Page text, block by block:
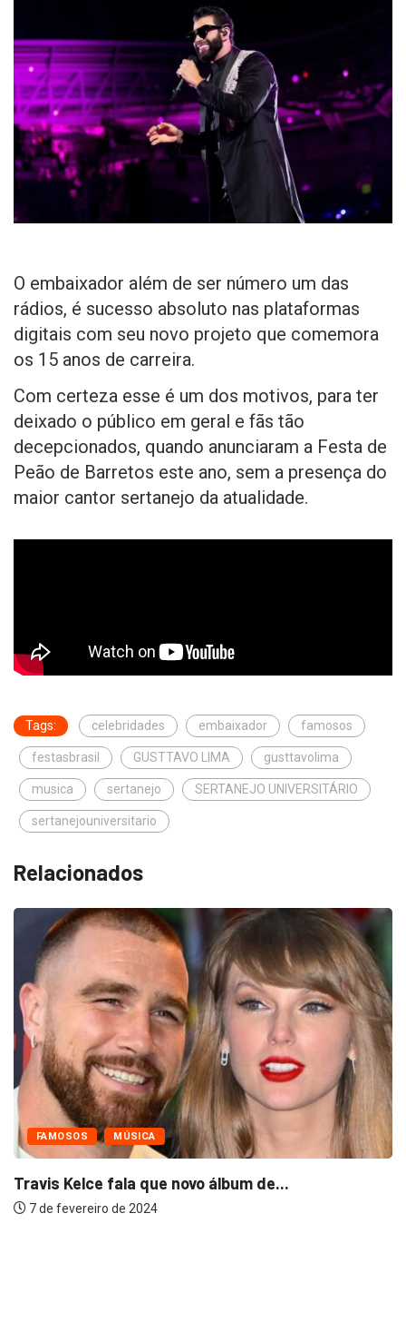
O embaixador além de ser número um das
rádios, é sucesso absoluto nas plataformas
digitais com seu novo projeto que comemora
os 15 anos de carreira.
Com certeza esse é um dos motivos, para ter
deixado o público em geral e fãs tão
decepcionados, quando anunciaram a Festa de
Peão de Barretos este ano, sem a presença do
maior cantor sertanejo da atualidade.
Tags: celebridades embaixador famosos
festasbrasil GUSTTAVO LIMA gusttavolima
musica sertanejo SERTANEJO UNIVERSITÁRIO
sertanejouniversitario
Relacionados
FAMOSOS MÚSICA
Travis Kelce fala que novo álbum de...
7 de fevereiro de 2024